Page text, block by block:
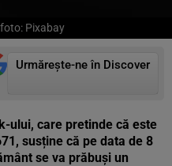
Pixabay
Urmărește-ne în Discover
ului, care pretinde că este
susține că pe data de 8
se va prăbuși un